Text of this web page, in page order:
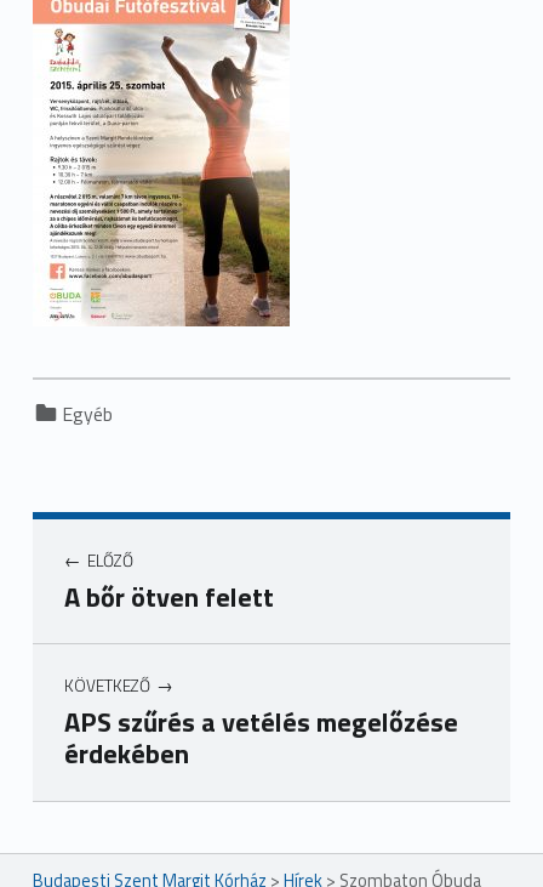
Categorized in:
Egyéb
ELŐZŐ
A bőr ötven felett
KÖVETKEZŐ
APS szűrés a vetélés megelőzése
érdekében
Ugrás a főmenühöz
Budapesti Szent Margit Kórház >Hírek> Szombaton Óbuda